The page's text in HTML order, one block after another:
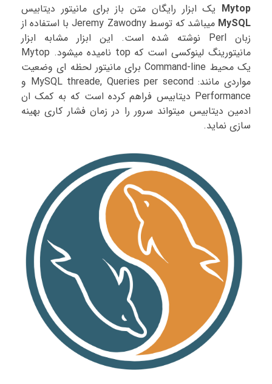
Mytop یک ابزار رایگان متن باز برای مانیتور دیتابیس
MySQL
میباشد که توسط Jeremy Zawodny با استفاده از
زبان Perl نوشته شده است. این ابزار مشابه ابزار
مانیتورینگ لینوکسی است که top نامیده میشود. Mytop
یک محیط Command-line برای مانیتور لحظه ای وضعیت
مواردی مانند: MySQL threade, Queries per second و
Performance دیتابیس فراهم کرده است که به کمک ان
ادمین دیتابیس میتواند سرور را در زمان فشار کاری بهینه
سازی نماید.